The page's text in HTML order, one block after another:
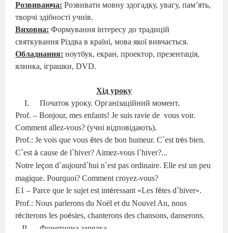
Розвиваюча: Розвивати мовну здогадку, увагу, пам’ять,
творчі здібності учнів.
Виховна: Формування інтересу до традицій
святкування Різдва в країні, мова якої вивчається.
Обладнання: ноутбук, екран, проектор, презентація,
ялинка, іграшки, DVD.
Хід уроку
Початок уроку. Організаційний момент.
Prof. – Bonjour, mes enfants! Je suis ravie de vous voir.
Comment allez-vous? (учні відповідають).
Prof.: Je vois que vous êtes de bon humeur. C`est très bien.
C`est à cause de l`hiver? Aimez-vous l`hiver?...
Notre leçon d`aujourd`hui n`est pas ordinaire. Elle est un peu
magique. Pourquoi? Comment croyez-vous?
E1 – Parce que le sujet est intéressant «Les fêtes d`hiver».
Prof.: Nous parlerons du Noёl et du Nouvel An, nous
réciterons les poésies, chanterons des chansons, danserons.
Фонетична зарядка.